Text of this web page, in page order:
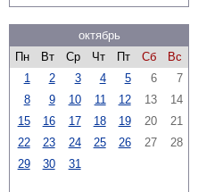
октябрь
Пн
Вт Ср Чт Пт Сб
Вс
1
2 3 4 5 6
7
8
9 10 11 12 13
14
15
16 17 18 19 20
21
22
23 24 25 26 27
28
29
30 31